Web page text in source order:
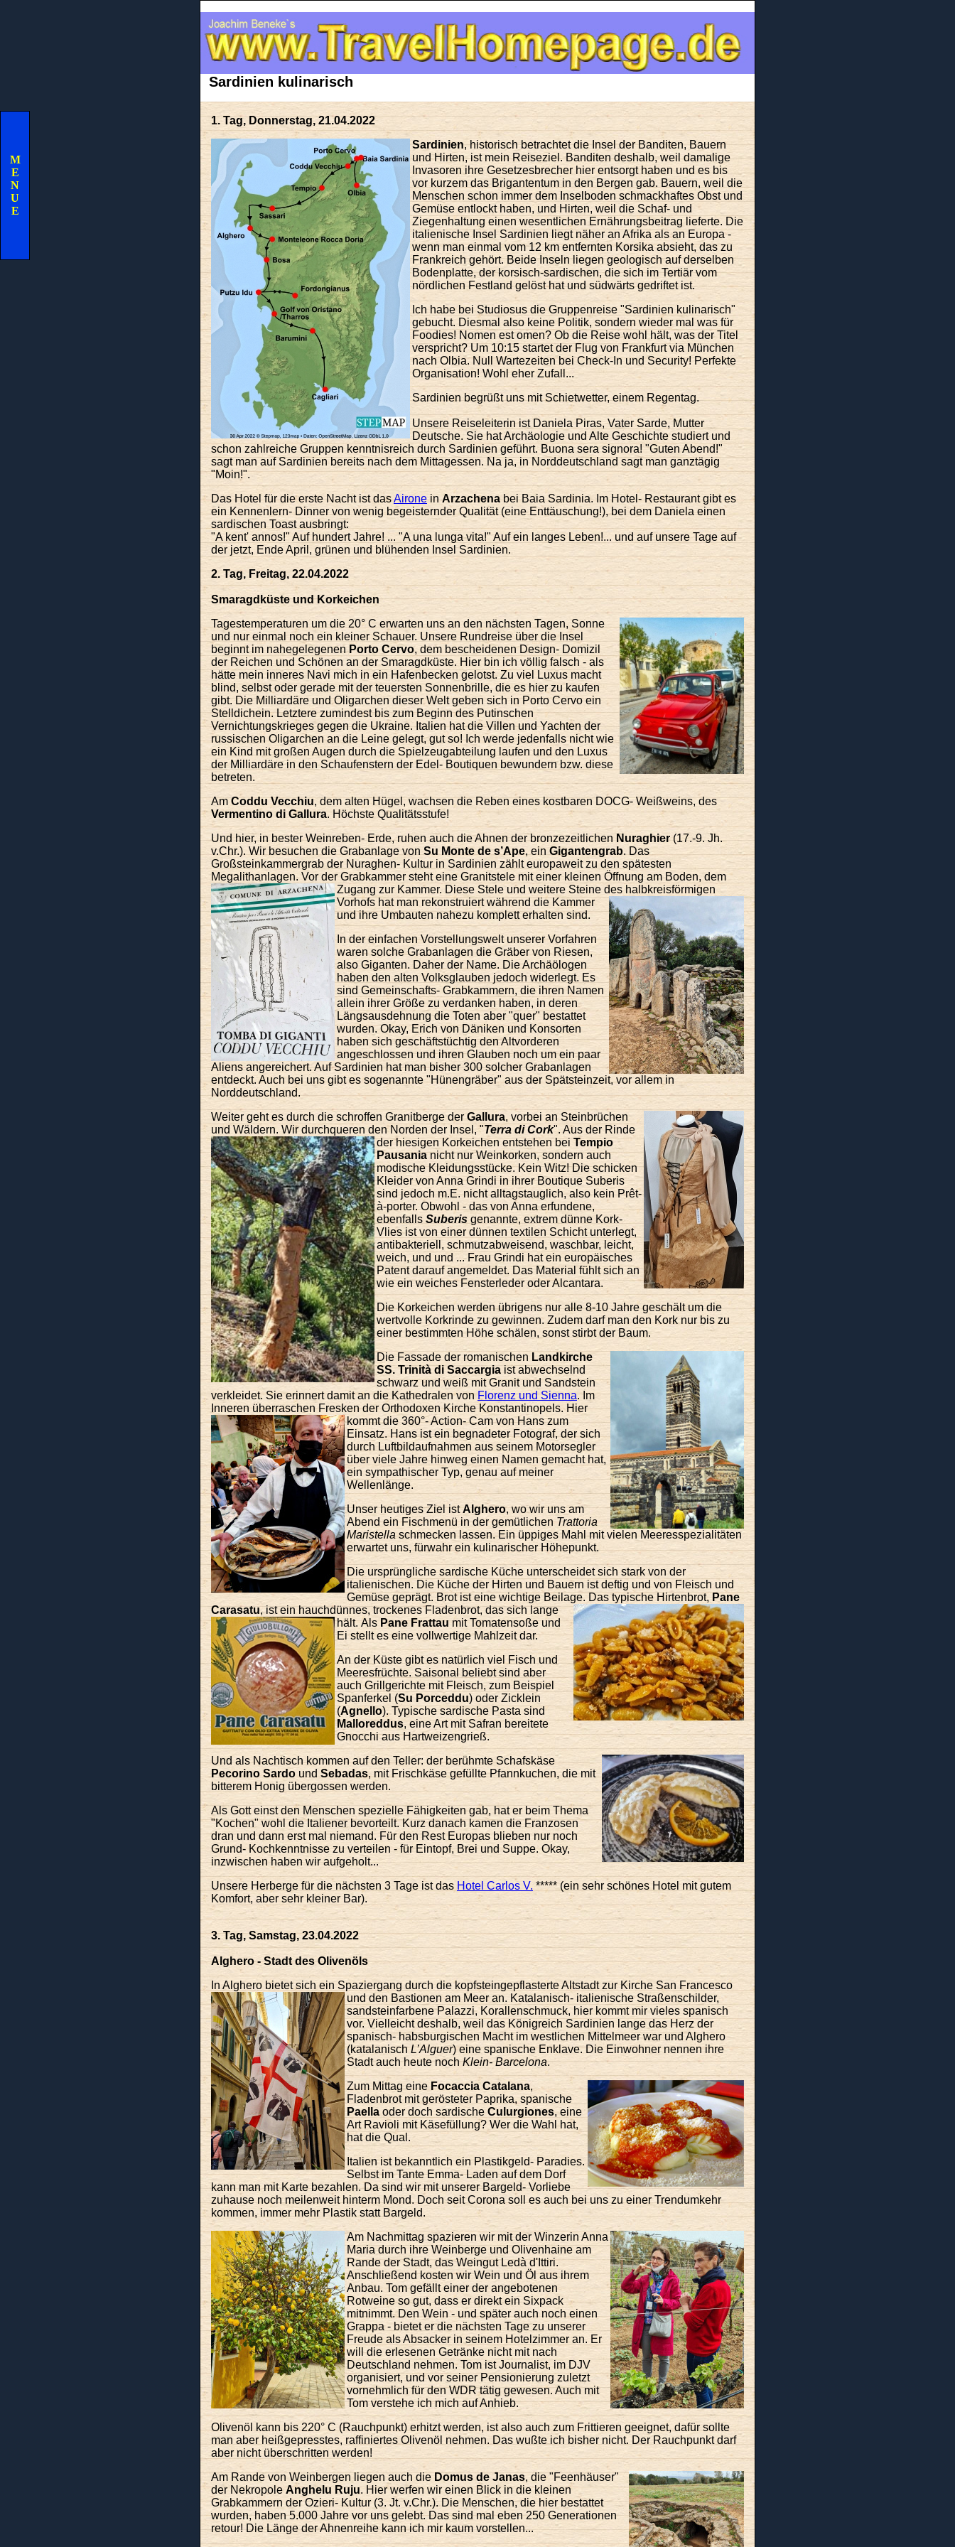
Sardinien kulinarisch
M
E
N
U
E
1. Tag, Donnerstag, 21.04.2022
Sardinien, historisch betrachtet die Insel der Banditen,Bauern
und Hirten, ist mein Reiseziel. Banditen deshalb, weil damalige
Invasoren ihre Gesetzesbrecher hier entsorgt haben und es bis
vor kurzem das Brigantentum in den Bergen gab. Bauern, weil die
Menschen schon immer dem Inselboden schmackhaftes Obst und
Gemüse entlockt haben, und Hirten, weil die Schaf- und
Ziegenhaltung einen wesentlichen Ernährungsbeitrag lieferte. Die
italienische Insel Sardinien liegt näher an Afrika als an Europa -
wenn man einmal vom 12 km entfernten Korsika absieht, das zu
Frankreich gehört. Beide Inseln liegen geologisch auf derselben
Bodenplatte, der korsisch-sardischen, die sich im Tertiär vom
nördlichen Festland gelöst hat und südwärts gedriftet ist.
Ich habe bei Studiosus die Gruppenreise "Sardinien kulinarisch"
gebucht. Diesmal also keine Politik, sondern wieder mal was für
Foodies! Nomen est omen? Ob die Reise wohl hält, was der Titel
verspricht? Um 10:15 startet der Flug von Frankfurt via München
nach Olbia. Null Wartezeiten bei Check-In und Security! Perfekte
Organisation! Wohl eher Zufall...
Sardinien begrüßt uns mit Schietwetter, einem Regentag.
Unsere Reiseleiterin ist Daniela Piras, Vater Sarde, Mutter
Deutsche. Sie hat Archäologie und Alte Geschichte studiert und
schon zahlreiche Gruppen kenntnisreich durch Sardinien geführt. Buona sera signora! "Guten Abend!"
sagt man auf Sardinien bereits nach dem Mittagessen. Na ja, in Norddeutschland sagt man ganztägig
"Moin!".
Das Hotel für die erste Nacht ist dasAironeinArzachenabei Baia Sardinia. Im Hotel- Restaurant gibt es
ein Kennenlern- Dinner von wenig begeisternder Qualität (eine Enttäuschung!), bei dem Daniela einen
sardischen Toast ausbringt:
"A kent' annos!" Auf hundert Jahre! ... "A una lunga vita!" Auf ein langes Leben!... und auf unsere Tage auf
der jetzt, Ende April, grünen und blühenden Insel Sardinien.
2. Tag, Freitag, 22.04.2022
Smaragdküste und Korkeichen
Tagestemperaturen um die 20° C erwarten uns an den nächsten Tagen, Sonne
und nur einmal noch ein kleiner Schauer. Unsere Rundreise über die Insel
beginnt im nahegelegenen Porto Cervo, dem bescheidenen Design- Domizil
der Reichen und Schönen an der Smaragdküste. Hier bin ich völlig falsch - als
hätte mein inneres Navi mich in ein Hafenbecken gelotst. Zu viel Luxus macht
blind, selbst oder gerade mit der teuersten Sonnenbrille, die es hier zu kaufen
gibt. Die Milliardäre und Oligarchen dieser Welt geben sich in Porto Cervo ein
Stelldichein. Letztere zumindest bis zum Beginn des Putinschen
Vernichtungskrieges gegen die Ukraine. Italien hat die Villen und Yachten der
russischen Oligarchen an die Leine gelegt, gut so! Ich werde jedenfalls nicht wie
ein Kind mit großen Augen durch die Spielzeugabteilung laufen und den Luxus
der Milliardäre in den Schaufenstern der Edel- Boutiquen bewundern bzw. diese
betreten.
AmCoddu Vecchiu, dem alten Hügel, wachsen die Reben eines kostbaren DOCG- Weißweins, des
Vermentino di Gallura. Höchste Qualitätsstufe!
Und hier, in bester Weinreben- Erde, ruhen auch die Ahnen der bronzezeitlichen Nuraghier(17.-9. Jh.
v.Chr.). Wir besuchen die Grabanlage von Su Monte de s’Ape, ein Gigantengrab. Das
Großsteinkammergrab der Nuraghen- Kultur in Sardinien zählt europaweit zu den spätesten
Megalithanlagen. Vor der Grabkammer steht eine Granitstele mit einer kleinen Öffnung am Boden, dem
Zugang zur Kammer. Diese Stele und weitere Steine des halbkreisförmigen
Vorhofs hat man rekonstruiert während die Kammer
und ihre Umbauten nahezu komplett erhalten sind.
In der einfachen Vorstellungswelt unserer Vorfahren
waren solche Grabanlagen die Gräber von Riesen,
also Giganten. Daher der Name. Die Archäölogen
haben den alten Volksglauben jedoch widerlegt. Es
sind Gemeinschafts- Grabkammern, die ihren Namen
allein ihrer Größe zu verdanken haben, in deren
Längsausdehnung die Toten aber "quer" bestattet
wurden. Okay, Erich von Däniken und Konsorten
haben sich geschäftstüchtig den Altvorderen
angeschlossen und ihren Glauben noch um ein paar
Aliens angereichert. Auf Sardinien hat man bisher 300 solcher Grabanlagen
entdeckt. Auch bei uns gibt es sogenannte "Hünengräber" aus der Spätsteinzeit, vor allem in
Norddeutschland.
Weiter geht es durch die schroffen Granitberge der Gallura, vorbei an Steinbrüchen
und Wäldern. Wir durchqueren den Norden der Insel, "Terra di Cork". Aus der Rinde
der hiesigenKorkeichen entstehen beiTempio
Pausanianicht nur Weinkorken, sondern auch
modische Kleidungsstücke. Kein Witz! Die schicken
Kleider von Anna Grindi in ihrer Boutique Suberis
sind jedoch m.E. nicht alltagstauglich, also kein Prêt-
à-porter. Obwohl - das von Anna erfundene,
ebenfalls Suberis genannte, extrem dünne Kork-
Vlies ist von einer dünnen textilen Schicht unterlegt,
antibakteriell, schmutzabweisend, waschbar, leicht,
weich, und und ... Frau Grindi hat ein europäisches
Patent darauf angemeldet. Das Material fühlt sich an
wie ein weiches Fensterleder oder Alcantara.
Die Korkeichen werden übrigens nur alle 8-10 Jahre geschält um die
wertvolle Korkrinde zu gewinnen. Zudem darf man den Kork nur bis zu
einer bestimmten Höhe schälen, sonst stirbt der Baum.
Die Fassade der romanischen Landkirche
SS. Trinità di Saccargia ist abwechselnd
schwarz und weiß mit Granit und Sandstein
verkleidet. Sie erinnert damit an die Kathedralen vonFlorenz und Sienna. Im
Inneren überraschen Fresken der Orthodoxen Kirche Konstantinopels. Hier
kommt die 360°- Action- Cam vonHans zum
Einsatz. Hans ist ein begnadeter Fotograf, der sich
durch Luftbildaufnahmen aus seinem Motorsegler
über viele Jahre hinweg einen Namen gemacht hat,
ein sympathischer Typ, genau auf meiner
Wellenlänge.
Unser heutiges Ziel istAlghero, wo wir uns am
Abend ein Fischmenü in der gemütlichenTrattoria
Maristellaschmecken lassen. Ein üppiges Mahl mit vielen Meeresspezialitäten
erwartet uns, fürwahr ein kulinarischer Höhepunkt.
Die ursprüngliche sardische Küche unterscheidet sich stark von der
italienischen. Die Küche der Hirten und Bauern ist deftig und von Fleisch und
Gemüse geprägt. Brot ist eine wichtige Beilage. Das typische Hirtenbrot, Pane
Carasatu, ist ein hauchdünnes, trockenes Fladenbrot, das sich lange
hält.Als Pane Frattaumit Tomatensoße und
Ei stellt es eine vollwertige Mahlzeit dar.
An der Küste gibt es natürlich viel Fisch und
Meeresfrüchte. Saisonal beliebt sind aber
auch Grillgerichte mit Fleisch, zum Beispiel
Spanferkel (Su Porceddu) oder Zicklein
(Agnello). Typische sardische Pasta sind
Malloreddus, eine Art mit Safran bereitete
Gnocchi aus Hartweizengrieß.
Und als Nachtisch kommen auf den Teller: der berühmteSchafskäse
Pecorino Sardo und Sebadas, mit Frischkäse gefüllte Pfannkuchen, die mit
bitterem Honig übergossen werden.
Als Gott einst den Menschen spezielle Fähigkeiten gab, hat er beim Thema
"Kochen" wohl die Italiener bevorteilt. Kurz danach kamen die Franzosen
dran und dann erst mal niemand. Für den Rest Europas blieben nur noch
Grund- Kochkenntnisse zu verteilen - für Eintopf, Brei und Suppe. Okay,
inzwischen haben wir aufgeholt...
Unsere Herberge für die nächsten 3 Tage ist das Hotel Carlos V. ***** (ein sehr schönes Hotel mit gutem
Komfort, aber sehr kleiner Bar).
3. Tag, Samstag, 23.04.2022
Alghero - Stadt des Olivenöls
In Alghero bietet sich ein Spaziergang durch die kopfsteingepflasterte Altstadt zur Kirche San Francesco
und den Bastionen am Meer an. Katalanisch- italienische Straßenschilder,
sandsteinfarbene Palazzi, Korallenschmuck, hier kommt mir vieles spanisch
vor. Vielleicht deshalb, weil das Königreich Sardinien lange das Herz der
spanisch- habsburgischen Macht im westlichen Mittelmeer war und Alghero
(katalanischL’Alguer) eine spanische Enklave. Die Einwohner nennen ihre
Stadt auch heute nochKlein- Barcelona.
Zum Mittag eine Focaccia Catalana,
Fladenbrot mit gerösteter Paprika, spanische
Paella oder doch sardische Culurgiones, eine
Art Ravioli mit Käsefüllung? Wer die Wahl hat,
hat die Qual.
Italien ist bekanntlich ein Plastikgeld- Paradies.
Selbst im Tante Emma- Laden auf dem Dorf
kann man mit Karte bezahlen. Da sind wir mit unserer Bargeld- Vorliebe
zuhause noch meilenweit hinterm Mond. Doch seit Corona soll es auch bei uns zu einer Trendumkehr
kommen, immer mehr Plastik statt Bargeld.
Am Nachmittag spazieren wir mit derWinzerin Anna
Maria durch ihre Weinberge und Olivenhaine am
Rande der Stadt, das Weingut Ledà d'Ittiri.
Anschließend kosten wir Wein und Öl aus ihrem
Anbau. Tom gefällt einer der angebotenen
Rotweine so gut, dass er direkt ein Sixpack
mitnimmt. Den Wein - und später auch noch einen
Grappa - bietet er die nächsten Tage zu unserer
Freude als Absacker in seinem Hotelzimmer an. Er
will die erlesenen Getränke nicht mit nach
Deutschland nehmen. Tom ist Journalist, im DJV
organisiert, und vor seiner Pensionierung zuletzt
vornehmlich für den WDR tätig gewesen. Auch mit
Tom verstehe ich mich auf Anhieb.
Olivenöl kann bis 220° C (Rauchpunkt) erhitzt werden, ist also auch zum Frittieren geeignet, dafür sollte
man aber heißgepresstes, raffiniertes Olivenöl nehmen. Das wußte ich bisher nicht. Der Rauchpunkt darf
aber nicht überschritten werden!
Am Rande von Weinbergen liegen auch dieDomus de Janas, die "Feenhäuser"
der NekropoleAnghelu Ruju. Hier werfen wir einen Blick in die kleinen
Grabkammern der Ozieri- Kultur (3. Jt. v.Chr.). Die Menschen, die hier bestattet
wurden, haben 5.000 Jahre vor uns gelebt. Das sind mal eben 250 Generationen
retour! Die Länge der Ahnenreihe kann ich mir kaum vorstellen...